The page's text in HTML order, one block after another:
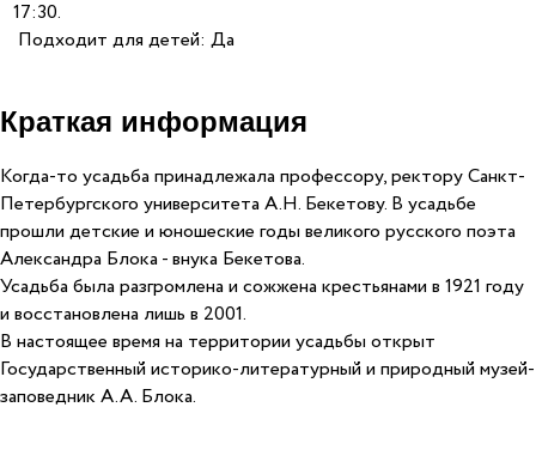
17:30.
Подходит для детей: Да
Краткая информация
Когда-то усадьба принадлежала профессору, ректору Санкт-
Петербургского университета А.Н. Бекетову. В усадьбе
прошли детские и юношеские годы великого русского поэта
Александра Блока - внука Бекетова.
Усадьба была разгромлена и сожжена крестьянами в 1921 году
и восстановлена лишь в 2001.
В настоящее время на территории усадьбы открыт
Государственный историко-литературный и природный музей-
заповедник А.А. Блока.